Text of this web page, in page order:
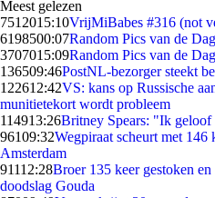
Meest gelezen
7512015:10VrijMiBabes #316 (not
6198500:07Random Pics van de
3707015:09Random Pics van de
136509:46PostNL-bezorger steekt
122612:42VS: kans op Russische
munitietekort wordt probleem
114913:26Britney Spears: "Ik geloof
96109:32Wegpiraat scheurt met 146
Amsterdam
91112:28Broer 135 keer gestoken
doodslag Gouda